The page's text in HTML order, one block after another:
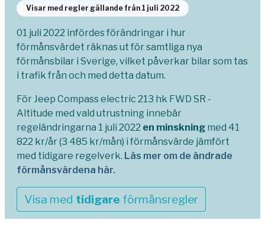
Visar med regler gällande från 1 juli 2022
01 juli 2022 infördes förändringar i hur
förmånsvärdet räknas ut för samtliga nya
förmånsbilar i Sverige, vilket påverkar bilar som tas
i trafik från och med detta datum.
För Jeep Compass electric 213 hk FWD SR -
Altitude med vald utrustning innebär
regeländringarna 1 juli 2022 en minskning med 41
822 kr/år (3 485 kr/mån) i förmånsvärde jämfört
med tidigare regelverk. Läs mer om de ändrade
förmånsvärdena här.
Visa med tidigare förmånsregler